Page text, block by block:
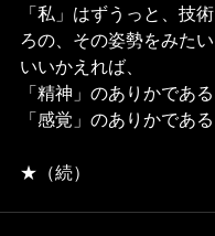
「私」はずうっと、技
ろの、その姿勢をみたい
いいかえれば、
「精神」のありかである
「感覚」のありかである
★（続）